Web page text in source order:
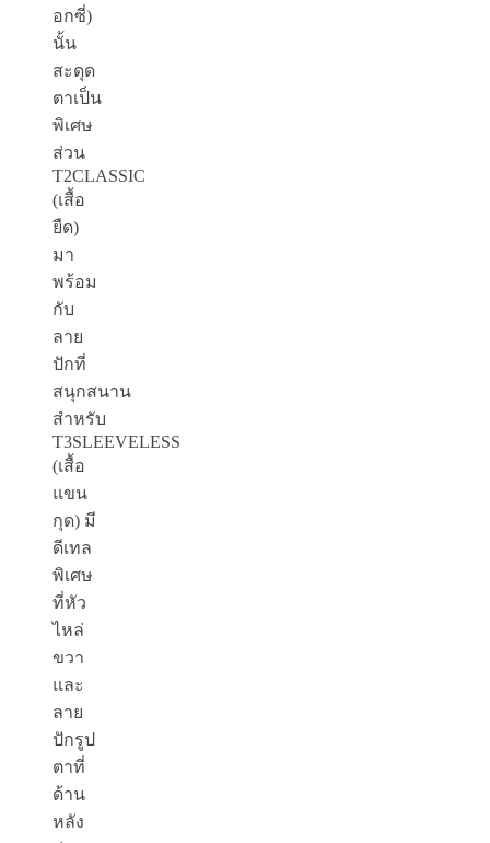
อกซี่)
นั้น
สะดุด
ตาเป็น
พิเศษ
ส่วน
T2CLASSIC
(เสื้อ
ยืด)
มา
พร้อม
กับ
ลาย
ปักที่
สนุกสนาน
สำหรับ
T3SLEEVELESS
(เสื้อ
แขน
กุด) มี
ดีเทล
พิเศษ
ที่หัว
ไหล่
ขวา
และ
ลาย
ปักรูป
ตาที่
ด้าน
หลัง